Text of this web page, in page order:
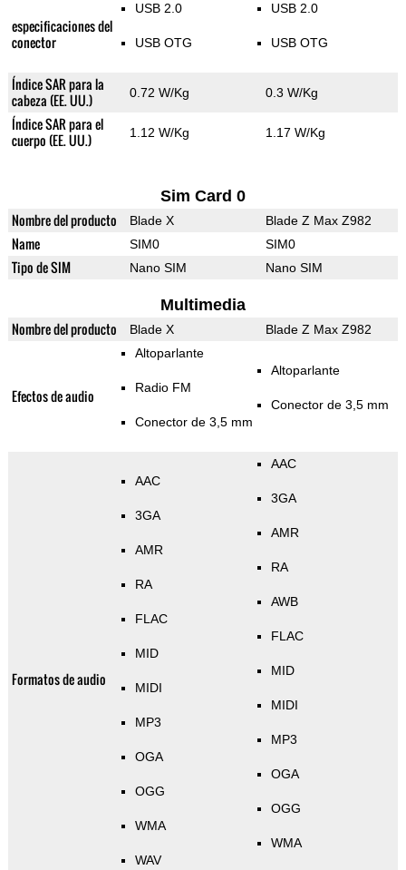
especificaciones del
conector
USB 2.0
USB OTG
USB 2.0
USB OTG
Índice SAR para la
cabeza (EE. UU.)
0.72 W/Kg 0.3 W/Kg
Índice SAR para el
cuerpo (EE. UU.)
1.12 W/Kg 1.17 W/Kg
Sim Card 0
Nombre del producto Blade X Blade Z Max Z982
Name SIM0 SIM0
Tipo de SIM Nano SIM Nano SIM
Multimedia
Nombre del producto Blade X Blade Z Max Z982
Efectos de audio
Altoparlante
Radio FM
Conector de 3,5 mm
Altoparlante
Conector de 3,5 mm
Formatos de audio
AAC
3GA
AMR
RA
FLAC
MID
MIDI
MP3
OGA
OGG
WMA
WAV
AAC
3GA
AMR
RA
AWB
FLAC
MID
MIDI
MP3
OGA
OGG
WMA